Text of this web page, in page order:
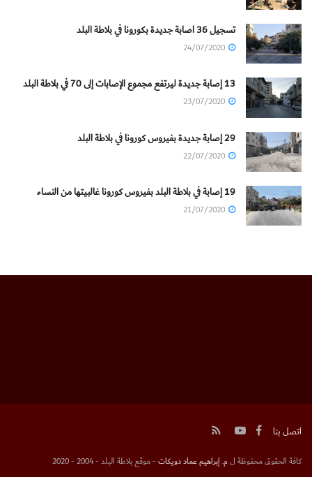
تسجيل 36 اصابة جديدة بكورونا في بلاطة البلد
13 إصابة جديدة ليرتفع مجموع الإصابات إلى 70 في بلاطة البلد
29 إصابة جديدة بفيروس كورونا في بلاطة البلد
19 إصابة في بلاطة البلد بفيروس كورونا غالبيتها من النساء
اتصل بنا
كافة الحقوق محفوظة لم. إبراهيم عماد دويكات- موقع بلاطة البلد - 2004 - 2020